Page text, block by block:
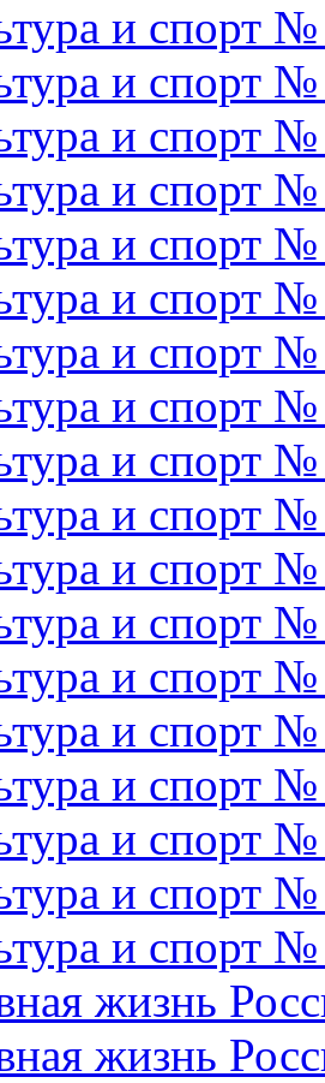
и спорт
и спорт
и спорт
и спорт
и спорт
и спорт
и спорт
и спорт
и спорт
и спорт
и спорт
и спорт
и спорт
и спорт
и спорт
и спорт
и спорт
и спорт
жизнь
жизнь